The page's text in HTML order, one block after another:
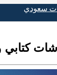
سعودي